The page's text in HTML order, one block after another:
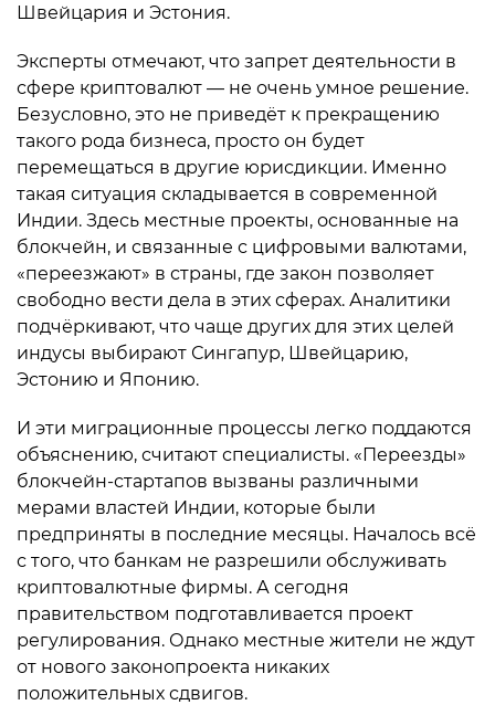
Швейцария и Эстония.
Эксперты отмечают, что запрет деятельности в
сфере криптовалют — не очень умное решение.
Безусловно, это не приведёт к прекращению
такого рода бизнеса, просто он будет
перемещаться в другие юрисдикции. Именно
такая ситуация складывается в современной
Индии. Здесь местные проекты, основанные на
блокчейн, и связанные с цифровыми валютами,
«переезжают» в страны, где закон позволяет
свободно вести дела в этих сферах. Аналитики
подчёркивают, что чаще других для этих целей
индусы выбирают Сингапур, Швейцарию,
Эстонию и Японию.
И эти миграционные процессы легко поддаются
объяснению, считают специалисты. «Переезды»
блокчейн-стартапов вызваны различными
мерами властей Индии, которые были
предприняты в последние месяцы. Началось всё
с того, что банкам не разрешили обслуживать
криптовалютные фирмы. А сегодня
правительством подготавливается проект
регулирования. Однако местные жители не ждут
от нового законопроекта никаких
положительных сдвигов.